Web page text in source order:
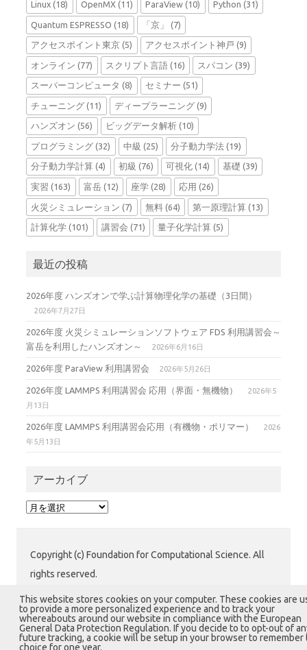
Linux (18) OpenMX(11) ParaView (10) Python (31)
Quantum ESPRESSO (18) 「京」 (7)
アクセスポイント東京 (5) アクセスポイント神戸 (9)
オンライン (77) スクリプト言語(16) スパコン (39)
スーパーコンピュータ (8) セミナー (51)
チューニング (11) ディープラーニング(9)
ハンズオン (56) ビッグデータ解析(10)
プログラミング (32) 中級 (25) 分子動力学法 (19)
分子動力学計算 (4) 初級 (76) 可視化 (14) 基礎 (39)
実習 (163) 富岳(12) 座学 (28) 応用 (26)
火災シミュレーション (7) 無料(64) 第一原理計算 (13)
計算化学 (101) 講習会 (71) 量子化学計算 (5)
最近の投稿
2026年度 ハンズオンで学ぶ計算物理化学の基礎（3日間）
2026年7月27日
2026年度 火災シミュレーションソフトウェア FDS 利用講習会～
富岳を利用したハンズオン～
2026年6月16日
2026年度 ParaView 利用講習会 2026年5月26日
2026年度 LAMMPS 利用講習会 応用（界面・無機物）
2026年5
月13日
2026年度 LAMMPS 利用講習会応用（有機物・ポリマー）
2026
年5月13日
アーカイブ
ア
ブ
Copyright (c) Foundation for Computational Science. All
rights reserved.
公益財団法人 計算科学振興財団 (FOCUS) 運用グループ
〒650-0047 兵庫県神戸市中央区港島南町7-1-28 計算科
学センタービル1階
This website stores cookies on your computer. These cookies are
to provide a more personalized experience and to track your
whereabouts around our website in compliance with the European
General Data Protection Regulation. If you decide to to opt-out of
future tracking, a cookie will be setup in your browser to remember
choice for one year.